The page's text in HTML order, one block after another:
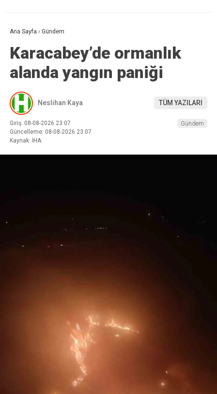
Ana Sayfa › Gündem
Karacabey’de ormanlık
alanda yangın paniği
Neslihan Kaya TÜM YAZILARI
Giriş: 08-08-2026 23:07
Güncelleme: 08-08-2026 23:07
Kaynak: İHA
Gündem